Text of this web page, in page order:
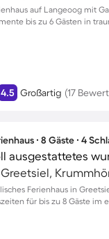
auf Langeoog mit
bis zu 6 Gästen in
4.5 Großartig (17
∙ 8 Gäste ∙ 4
Greetsiel,
Ferienhaus in
für bis zu 8 Gäste im